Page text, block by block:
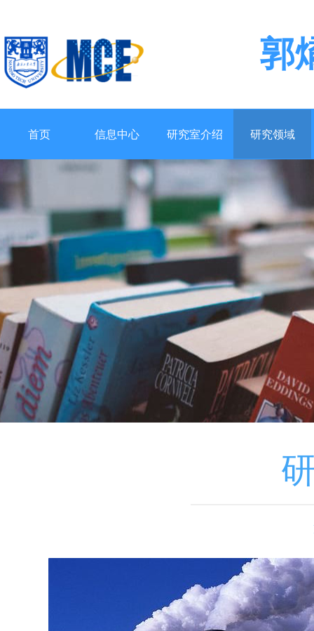
郭
首页 信息中心 研究室介绍 研究领域